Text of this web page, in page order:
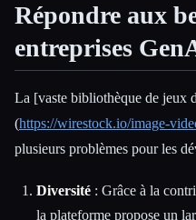
Répondre aux
entreprises
La [vaste bibliothèque de jeux
(https://wirestock.io/image-
plusieurs problèmes pour les
Diversité : Grâce à la
la plateforme propose un